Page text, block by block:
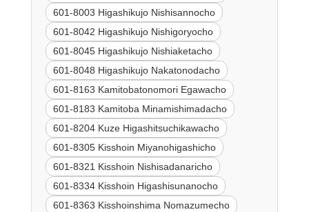
601-8003 Higashikujo Nishisannocho
601-8042 Higashikujo Nishigoryocho
601-8045 Higashikujo Nishiaketacho
601-8048 Higashikujo Nakatonodacho
601-8163 Kamitobatonomori Egawacho
601-8183 Kamitoba Minamishimadacho
601-8204 Kuze Higashitsuchikawacho
601-8305 Kisshoin Miyanohigashicho
601-8321 Kisshoin Nishisadanaricho
601-8334 Kisshoin Higashisunanocho
601-8363 Kisshoinshima Nomazumecho